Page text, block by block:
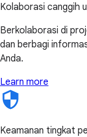
Kolaborasi canggih
Berkolaborasi di
dan berbagi
Anda.
Learn more
Keamanan tingkat